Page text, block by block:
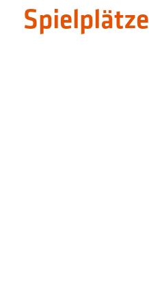
Spielplätze